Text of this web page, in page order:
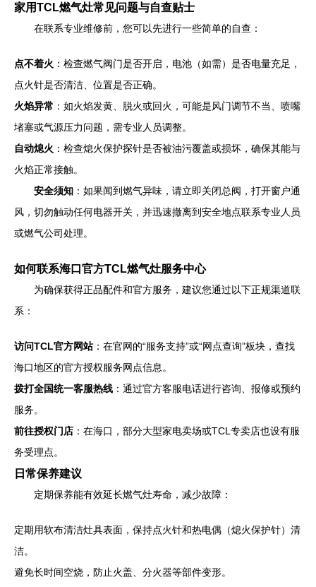
家用TCL燃气灶常见问题与自查贴士
在联系专业维修前，您可以先进行一些简单的自查：
点不着火 ：检查燃气阀门是否开启，电池（如需）是否电量充足，
点火针是否清洁、位置是否正确。
火焰异常 ：如火焰发黄、脱火或回火，可能是风门调节不当、喷嘴
堵塞或气源压力问题，需专业人员调整。
自动熄火 ：检查熄火保护探针是否被油污覆盖或损坏，确保其能与
火焰正常接触。
安全须知 ：如果闻到燃气异味，请立即关闭总阀，打开窗户通
风，切勿触动任何电器开关，并迅速撤离到安全地点联系专业人员
或燃气公司处理。
如何联系海口官方TCL燃气灶服务中心
为确保获得正品配件和官方服务，建议您通过以下正规渠道联
系：
访问TCL官方网站：在官网的“服务支持”或“网点查询”板块，查找
海口地区的官方授权服务网点信息。
拨打全国统一客服热线 ：通过官方客服电话进行咨询、报修或预约
服务。
前往授权门店 ：在海口，部分大型家电卖场或TCL专卖店也设有服
务受理点。
日常保养建议
定期保养能有效延长燃气灶寿命，减少故障：
定期用软布清洁灶具表面，保持点火针和热电偶（熄火保护针）清
洁。
避免长时间空烧，防止火盖、分火器等部件变形。